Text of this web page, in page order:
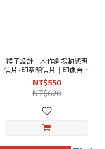
猴子設計－木作劇場動態明
信片+印章明信片│印像台灣
系列(5張入)(免運)(廠商直送)
NT$550
NT$620